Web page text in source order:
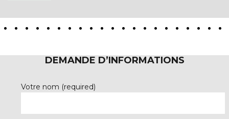
DEMANDE D’INFORMATIONS
Votre nom (required)